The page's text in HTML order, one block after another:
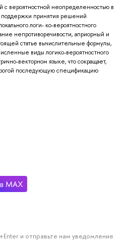
с вероятностной неопределенностью в
поддержки принятия решений
логи- ко-вероятностного
непротиворечивости, априорный и
статье вычислительные формулы,
виды логико-вероятностного
векторном языке, что сокращает,
последующую спецификацию
и отправьте нам уведомление.